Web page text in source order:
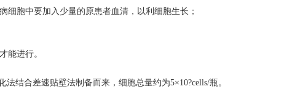
胞中要加入少量的原患者血清，以利细胞生长；
能进行。
法结合差速贴壁法制备而来，细胞总量约为5×10?cells/瓶。